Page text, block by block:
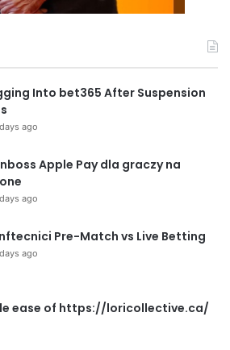
Into bet365 After Suspension
ago
Apple Pay dla graczy na
ago
Pre-Match vs Live Betting
ago
ease of https://loricollective.ca/